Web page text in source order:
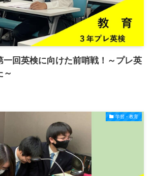
一回英検に向けた前哨戦！～プレ英
～
学習・教育